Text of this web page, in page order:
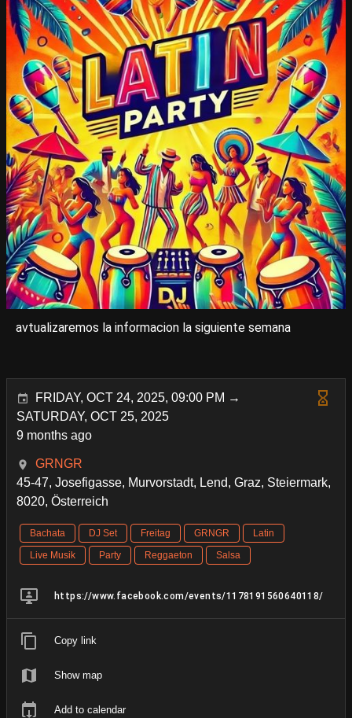
avtualizaremos la informacion la siguiente semana
FRIDAY, OCT 24, 2025, 09:00 PM →
SATURDAY, OCT 25, 2025
9 months ago
GRNGR
45-47, Josefigasse, Murvorstadt, Lend, Graz, Steiermark,
8020, Österreich
Bachata DJ Set Freitag GRNGR
Latin
Live Musik
Party Reggaeton Salsa
https://www.facebook.com/events/1178191560640118/
Copy link
Show map
Add to calendar